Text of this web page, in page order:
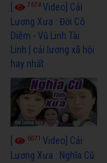
7674Video] Cải
Lương Xưa : Đời Cô
Diễm - Vũ Linh Tài
Linh | cải lương xã hội
hay nhất
6071 Video] Cải
Lương Xưa : Nghĩa Cũ